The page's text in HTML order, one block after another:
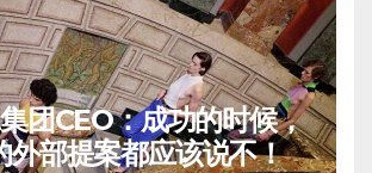
团CEO：成功的时候，
部提案都应该说不！